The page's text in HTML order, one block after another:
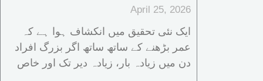
April 25, 2026
ایک نئی تحقیق میں انکشاف ہوا ہے کہ
عمر بڑھنے کے ساتھ ساتھ اگر بزرگ افراد
دن میں زیادہ بار، زیادہ دیر تک اور خاص